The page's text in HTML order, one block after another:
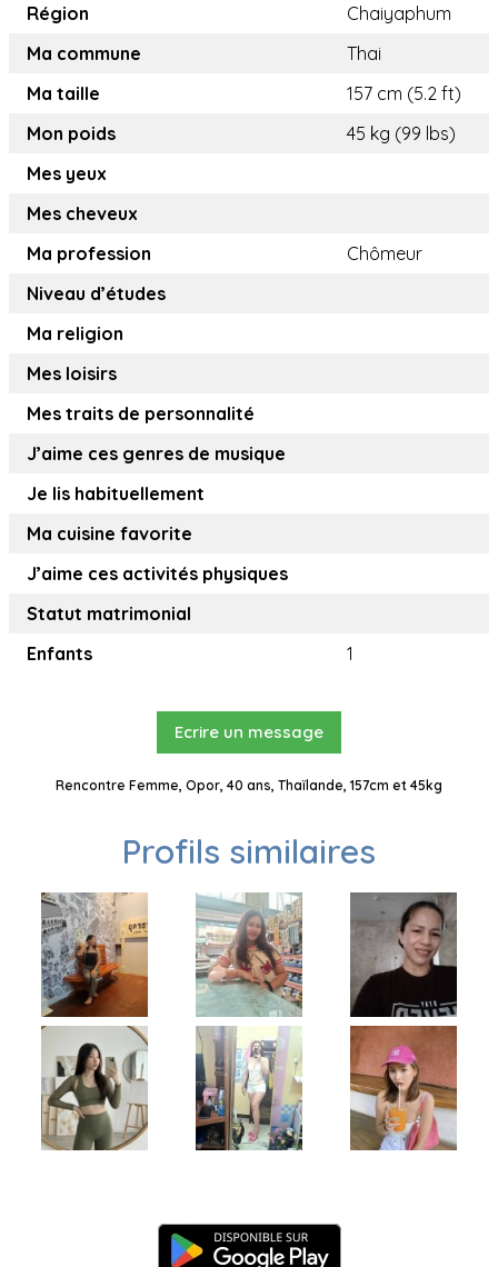
Région
Chaiyaphum
Ma commune
Thai
Ma taille
157 cm (5.2 ft)
Mon poids
45 kg (99 lbs)
Mes yeux
Mes cheveux
Ma profession
Chômeur
Niveau d’études
Ma religion
Mes loisirs
Mes traits de personnalité
J’aime ces genres de musique
Je lis habituellement
Ma cuisine favorite
J’aime ces activités physiques
Statut matrimonial
Enfants
1
Ecrire un message
Rencontre Femme, Opor, 40 ans, Thaïlande, 157cm et 45kg
Profils similaires